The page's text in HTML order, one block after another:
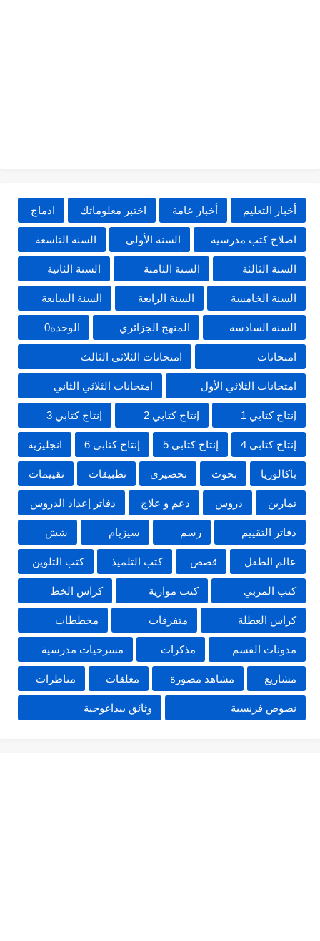
أخبار التعليم أخبار عامة اختبر معلوماتك ادماج
اصلاح كتب مدرسية السنة الأولى السنة التاسعة
السنة الثالثة السنة الثامنة السنة الثانية
السنة الخامسة السنة الرابعة السنة السابعة
السنة السادسة المنهج الجزائري الوحدة0
امتحانات امتحانات الثلاثي الثالث
امتحانات الثلاثي الأول امتحانات الثلاثي الثاني
إنتاج كتابي 1 إنتاج كتابي 2 إنتاج كتابي 3
إنتاج كتابي 4 إنتاج كتابي 5 إنتاج كتابي 6 انجليزية
باكالوريا بحوث تحضيري تطبيقات تقييمات
تمارين دروس دعم و علاج دفاتر إعداد الدروس
دفاتر التقييم رسم سيزيام شش
عالم الطفل قصص كتب التلميذ كتب التلوين
كتب المربي كتب موازية كراس الخط
كراس العطلة متفرقات مخططات
مدونات القسم مذكرات مسرحيات مدرسية
مشاريع مشاهد مصورة معلقات مناظرات
نصوص فرنسية وثائق بيداغوجية